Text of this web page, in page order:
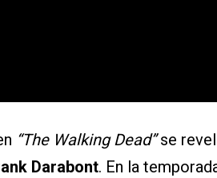
“The Walking Dead”se
Darabont. En la